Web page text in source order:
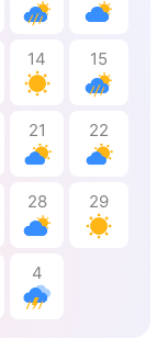
14 15
21 22
28 29
4